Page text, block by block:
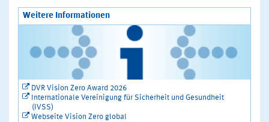
Weitere Informationen
DVR Vision Zero Award 2026
Internationale Vereinigung für Sicherheit und Gesundheit
(IVSS)
Webseite Vision Zero global